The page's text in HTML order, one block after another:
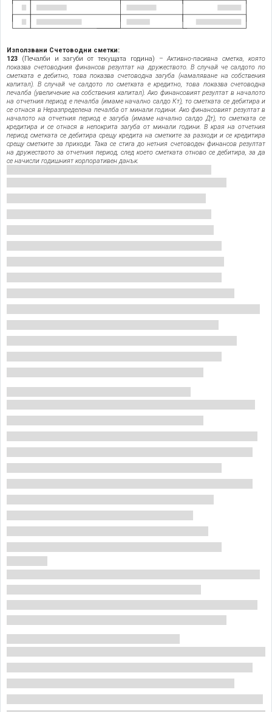
Използвани Счетоводни сметки:
123 (Печалби и загуби от текущата година) –Активно-пасивна сметка, която
показва счетоводния финансов резултат на дружеството. В случай че салдото по
сметката е дебитно, това показва счетоводна загуба (намаляване на собствения
капитал). В случай че салдото по сметката е кредитно, това показва счетоводна
печалба (увеличение на собствения капитал). Ако финансовият резултат в началото
на отчетния период е печалба (имаме начално салдо Кт), то сметката се дебитира и
се отнася в Неразпределена печалба от минали години. Ако финансовият резултат в
началото на отчетния период е загуба (имаме начално салдо Дт), то сметката се
кредитира и се отнася в непокрита загуба от минали години. В края на отчетния
период сметката се дебитира срещу кредита на сметките за разходи и се кредитира
срещу сметките за приходи. Така се стига до нетния счетоводен финансов резултат
на дружеството за отчетния период, след което сметката отново се дебитира, за да
се начисли годишният корпоративен данък.